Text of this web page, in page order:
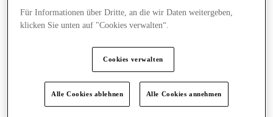
Für Informationen über Dritte, an die wir Daten weitergeben,
klicken Sie unten auf "Cookies verwalten“.
Cookies verwalten
Alle Cookies ablehnen Alle Cookies annehmen